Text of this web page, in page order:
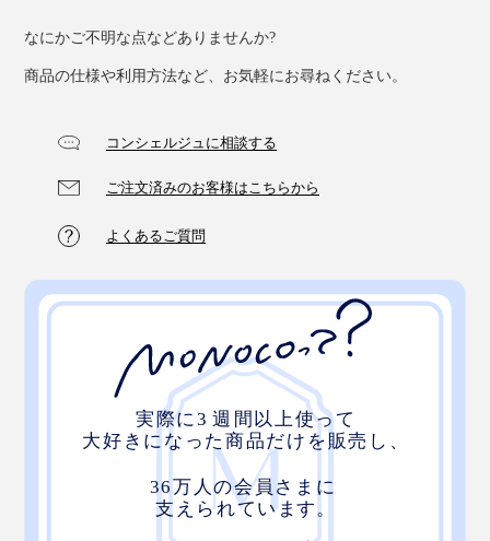
重量感のあるスチール製だから、お気に入りの本やCD
本・植物・『KaKuKo』があれば、空間がキマる
デッドスペースになりがちなテレビ台の下や、ディスプ
なにかご不明な点などありませんか?
商品の仕様や利用方法など、お気軽にお尋ねください。
コンシェルジュに相談する
ご注文済みのお客様はこちらから
よくあるご質問